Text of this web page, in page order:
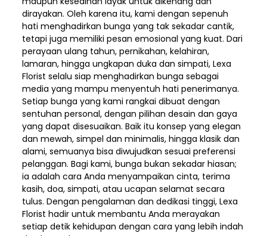
dirayakan. Oleh karena itu, kami dengan sepenuh
hati menghadirkan bunga yang tak sekadar cantik,
tetapi juga memiliki pesan emosional yang kuat. Dari
perayaan ulang tahun, pernikahan, kelahiran,
lamaran, hingga ungkapan duka dan simpati, Lexa
Florist selalu siap menghadirkan bunga sebagai
media yang mampu menyentuh hati penerimanya.
Setiap bunga yang kami rangkai dibuat dengan
sentuhan personal, dengan pilihan desain dan gaya
yang dapat disesuaikan. Baik itu konsep yang elegan
dan mewah, simpel dan minimalis, hingga klasik dan
alami, semuanya bisa diwujudkan sesuai preferensi
pelanggan. Bagi kami, bunga bukan sekadar hiasan;
ia adalah cara Anda menyampaikan cinta, terima
kasih, doa, simpati, atau ucapan selamat secara
tulus. Dengan pengalaman dan dedikasi tinggi, Lexa
Florist hadir untuk membantu Anda merayakan
setiap detik kehidupan dengan cara yang lebih indah